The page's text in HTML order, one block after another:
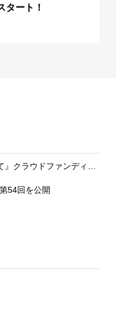
タート！
54回を公開